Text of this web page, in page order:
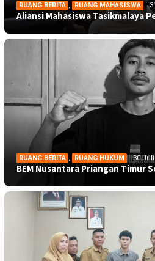
RUANG BERITA , RUANG MAHASISWA
Aliansi Mahasiswa Tasikmalaya
RUANG BERITA , RUANG HUKUM 30 Juli
BEM Nusantara Priangan Timur